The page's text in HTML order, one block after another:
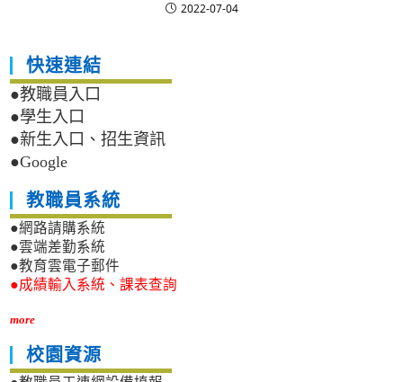
2022-07-04
快速連結
●教職員入口
●學生入口
●新生入口、招生資訊
●Google
教職員系統
●網路請購系統
●雲端差勤系統
●教育雲電子郵件
●成績輸入系統、課表查詢
more
校園資源